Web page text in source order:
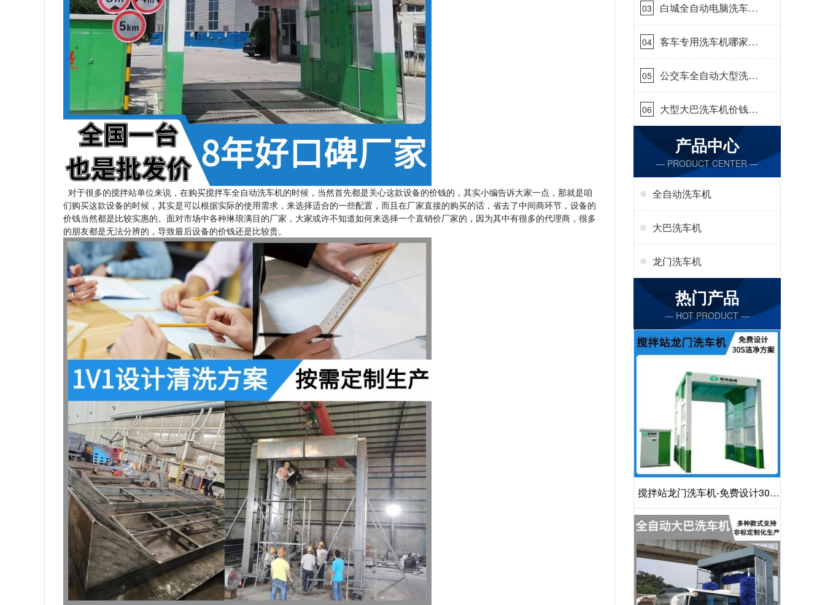
对于很多的搅拌站单位来说，在购买搅拌车全自动洗车机的时候，当然首先都是关心这款设备的价钱的，其实小编告诉大家一点，那就是咱
们购买这款设备的时候，其实是可以根据实际的使用需求，来选择适合的一些配置，而且在厂家直接的购买的话，省去了中间商环节，设备的
价钱当然都是比较实惠的。面对市场中各种琳琅满目的厂家，大家或许不知道如何来选择一个直销价厂家的，因为其中有很多的代理商，很多
的朋友都是无法分辨的，导致最后设备的价钱还是比较贵。
03
白城全自动电脑洗车
机-ADV防冻冬季正常
使用[隆茂鑫晟]
04
客车专用洗车机哪家的
好[隆茂鑫晟]
05
公交车全自动大型洗车
机什么价钱[隆茂鑫晟]
06
大型大巴洗车机价钱怎
么样[隆茂鑫晟]
产品中心
— PRODUCT CENTER —
全自动洗车机
大巴洗车机
龙门洗车机
热门产品
— HOT PRODUCT —
搅拌站龙门洗车机-免费设计30S
洁净方案[隆茂鑫晟]